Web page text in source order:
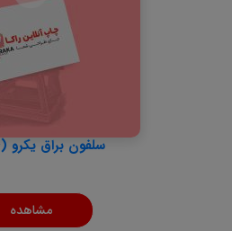
سلفون براق یکرو (6ساعته)
مشاهده